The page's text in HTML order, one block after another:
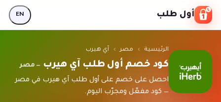
Skip to content
أول طلب EN
الرئيسية › مصر › آي هيرب
كود خصم أول طلب آي هيرب — مصر
احصل على خصم على أول طلب آي هيرب في مصر
— كود مفعّل ومجرّب اليوم.